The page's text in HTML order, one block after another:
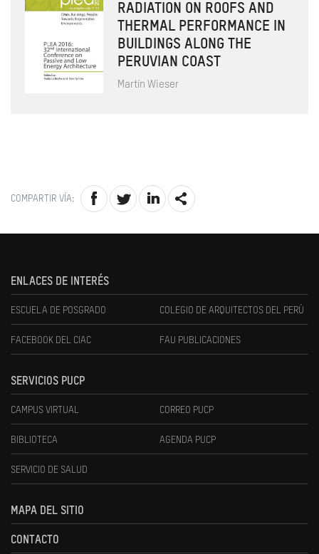
RADIATION ON ROOFS AND
THERMAL PERFORMANCE IN
BUILDINGS ALONG THE
PERUVIAN COAST
Martín Wieser
COMPARTIR VÍA:
ENLACES DE INTERÉS
ESCUELA DE POSGRADO COLEGIO DE ARQUITECTOS DEL PERÚ
FACEBOOK DEL CIAC FAU PUBLICACIONES
SERVICIOS PUCP
CAMPUS VIRTUAL CORREO PUCP
BIBLIOTECA AGENDA PUCP
SERVICIO DE SALUD
MAPA DEL SITIO
CONTACTO